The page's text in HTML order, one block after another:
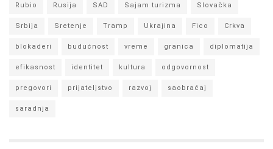
Rubio Rusija SAD Sajam turizma Slovačka
Srbija Sretenje Tramp Ukrajina Fico Crkva
blokaderi budućnost vreme granica diplomatija
efikasnost identitet kultura odgovornost
pregovori prijateljstvo razvoj saobraćaj
saradnja